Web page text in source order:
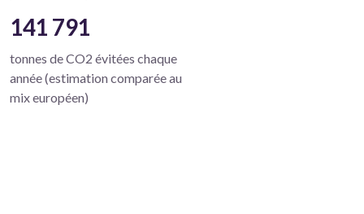
141 791
tonnes de CO2 évitées chaque
année (estimation comparée au
mix européen)